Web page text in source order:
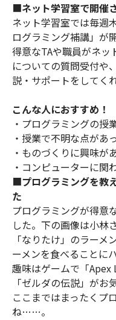
■ネット学習室で開催
ネット学習室では毎週
ログラミング補講」が
得意なTAや職員がネッ
についての質問受付や
説・サポートをしてくれ
こんな人におすすめ！
・プログラミングの授
・授業で不明な点があ
・ものづくりに興味が
・コンピューターに関
■プログラミングを教
た
プログラミングが得意
した。下の画像は小林
「なりたけ」のラーメ
ーメンを食べることに
趣味はゲームで「Apex
「ゼルダの伝説」がお
ここまではまったくプ
ね……。